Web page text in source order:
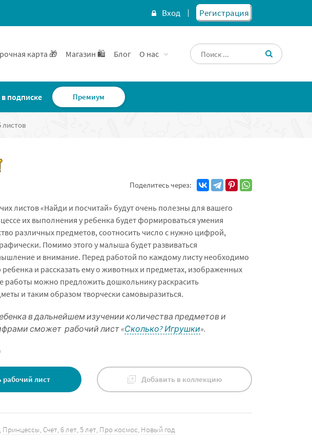
Вход Регистрация
карта 🎁 Магазин 🛍️ Блог О нас
подписке Премиум
листов
Поделитесь через:
листов «Найди и посчитай» будут очень полезны для вашего
их выполнения у ребенка будет формироваться умения
различных предметов, соотносить число с нужно цифрой,
Помимо этого у малыша будет развиваться
и внимание. Перед работой по каждому листу необходимо
и рассказать ему о животных и предметах, изображенных
работы можно предложить дошкольнику раскрасить
и таким образом творчески самовыразиться.
в дальнейшем изучении количества предметов и
сможет рабочий лист «Сколько? Игрушки».
рабочий лист Добавить в коллекцию
Принцессы Счет 6 лет 5 лет Про космос Новый год